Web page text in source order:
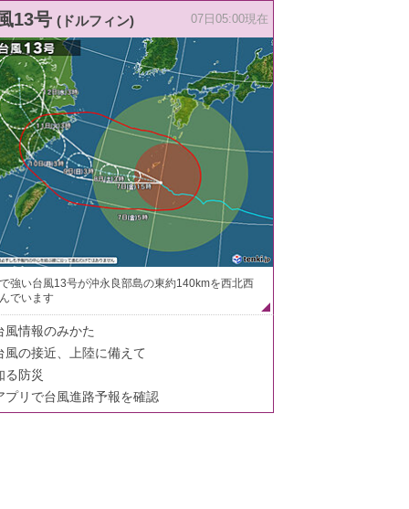
13号 (ドルフィン) 07日05:00現在
強い台風13号が沖永良部島の東約140kmを西北西
でいます
風情報のみかた
風の接近、上陸に備えて
る防災
プリで台風進路予報を確認